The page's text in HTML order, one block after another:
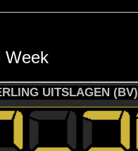
Week
UITSLAGEN (BV)